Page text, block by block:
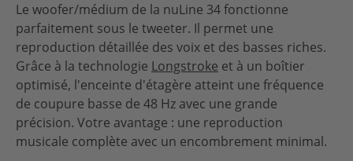
Le woofer/médium de la nuLine 34 fonctionne
parfaitement sous le tweeter. Il permet une
reproduction détaillée des voix et des basses riches.
Grâce à la technologie Longstroke et à un boîtier
optimisé, l'enceinte d'étagère atteint une fréquence
de coupure basse de 48 Hz avec une grande
précision. Votre avantage : une reproduction
musicale complète avec un encombrement minimal.